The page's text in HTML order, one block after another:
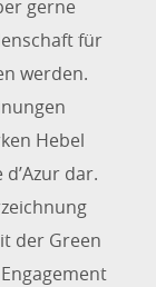
gerne
für
werden.
Hebel
dar.
der Green